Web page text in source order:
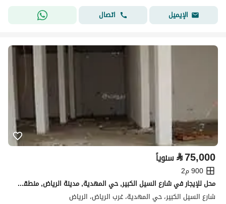
الإيميل
اتصال
⃁75,000 سنوياً
900 م2
محل للإيجار في شارع السيل الكبير, حي المهدية, مدينة الرياض, منطقة الرياض
شارع السيل الكبير، حي المهدية، غرب الرياض، الرياض